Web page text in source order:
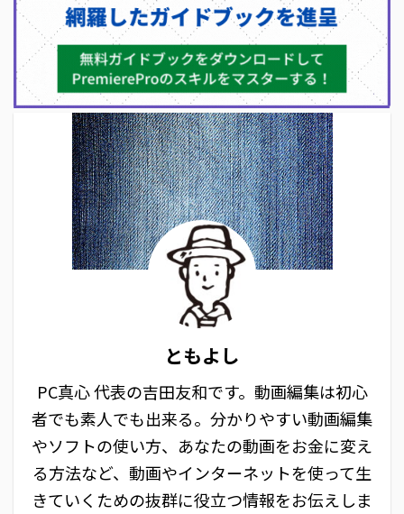
ともよし
PC真心 代表の吉田友和です。動画編集は初心
者でも素人でも出来る。分かりやすい動画編集
やソフトの使い方、あなたの動画をお金に変え
る方法など、動画やインターネットを使って生
きていくための抜群に役立つ情報をお伝えしま